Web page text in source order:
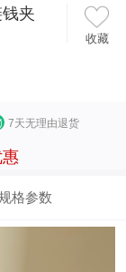
夹
收藏
7天无理由退货
格参数